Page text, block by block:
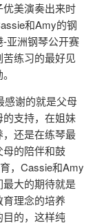
美演奏出来时
和Amy的钢
亚洲钢琴公开赛
练习的最好见
感谢的就是父母
支持，在姐妹
还是在练琴最
的陪伴和鼓
，Cassie和Amy
大的期待就是
理念的培养
的，这样纯